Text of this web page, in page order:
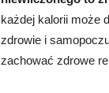
każdej kalorii może
zdrowie i
zachować zdrowe